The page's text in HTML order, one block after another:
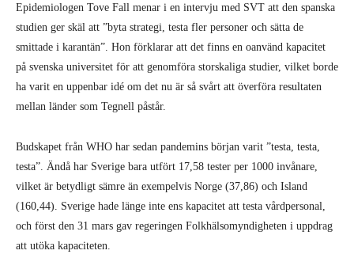
Epidemiologen Tove Fall menar i en intervju med SVT att den spanska
studien ger skäl att ”byta strategi, testa fler personer och sätta de
smittade i karantän”. Hon förklarar att det finns en oanvänd kapacitet
på svenska universitet för att genomföra storskaliga studier, vilket borde
ha varit en uppenbar idé om det nu är så svårt att överföra resultaten
mellan länder som Tegnell påstår.
Budskapet från WHO har sedan pandemins början varit ”testa, testa,
testa”. Ändå har Sverige bara utfört 17,58 tester per 1000 invånare,
vilket är betydligt sämre än exempelvis Norge (37,86) och Island
(160,44). Sverige hade länge inte ens kapacitet att testa vårdpersonal,
och först den 31 mars gav regeringen Folkhälsomyndigheten i uppdrag
att utöka kapaciteten.